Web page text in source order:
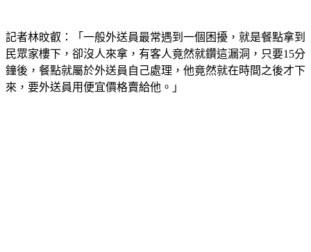
記者林旼叡：「一般外送員最常遇到一個困擾，就是餐點拿到
民眾家樓下，卻沒人來拿，有客人竟然就鑽這漏洞，只要15分
鐘後，餐點就屬於外送員自己處理，他竟然就在時間之後才下